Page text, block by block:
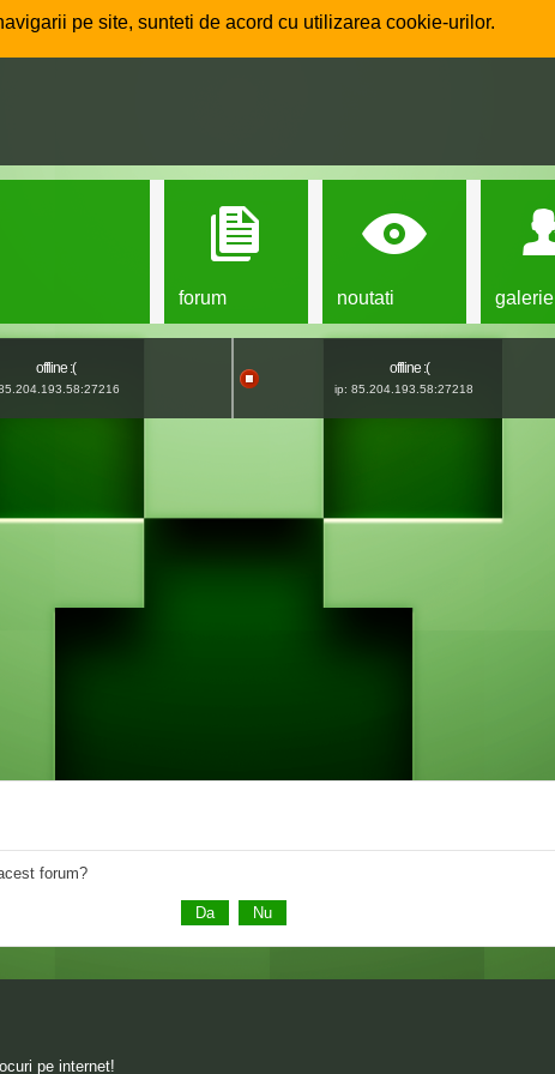
pe site, sunteti de acord cu utilizarea cookie-urilor.
forum noutati galerie
offline :( offline :(
ip: 85.204.193.58:27218
forum?
pe internet!